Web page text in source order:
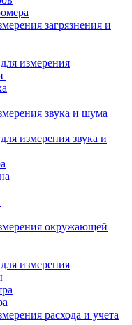
загрязнения и
измерения
звука и шума
измерения звука и
окружающей
измерения
расхода и учета